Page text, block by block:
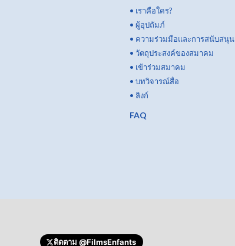
• เราคือใคร?
• ผู้อุปถัมภ์
• ความร่วมมือและการสนับสนุน
• วัตถุประสงค์ของสมาคม
• เข้าร่วมสมาคม
• บทวิจารณ์สื่อ
• ลิงก์
FAQ
ติดตาม @FilmsEnfants